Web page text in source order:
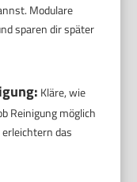
Modulare
sparen dir später
Kläre, wie
Reinigung möglich
das